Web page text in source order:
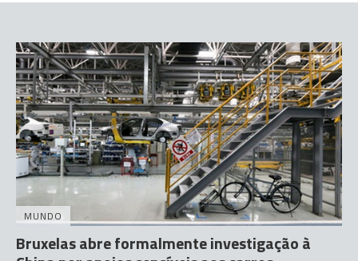
MUNDO
Bruxelas abre formalmente investigação à